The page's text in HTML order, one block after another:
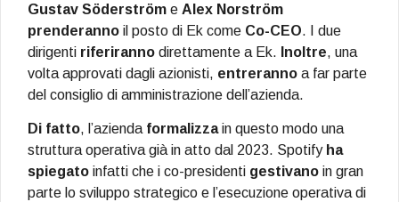
Gustav Söderström e Alex Norström
prenderanno il posto di Ek come Co-CEO. I due
dirigenti riferiranno direttamente a Ek. Inoltre, una
volta approvati dagli azionisti, entreranno a far parte
del consiglio di amministrazione dell’azienda.
Di fatto, l’azienda formalizzain questo modo una
struttura operativa già in atto dal 2023. Spotify ha
spiegato infatti che i co-presidenti gestivano in gran
parte lo sviluppo strategico e l’esecuzione operativa di